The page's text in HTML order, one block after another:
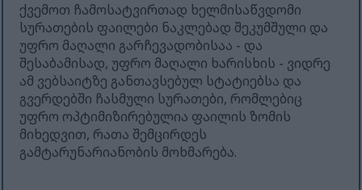
ქვემოთ ჩამოსატვირთად ხელმისაწვდომი
სურათების ფაილები ნაკლებად შეკუმშული და
უფრო მაღალი გარჩევადობისაა - და
შესაბამისად, უფრო მაღალი ხარისხის - ვიდრე
ამ ვებსაიტზე განთავსებულ სტატიებსა და
გვერდებში ჩასმული სურათები, რომლებიც
უფრო ოპტიმიზირებულია ფაილის ზომის
მიხედვით, რათა შემცირდეს
გამტარუნარიანობის მოხმარება.